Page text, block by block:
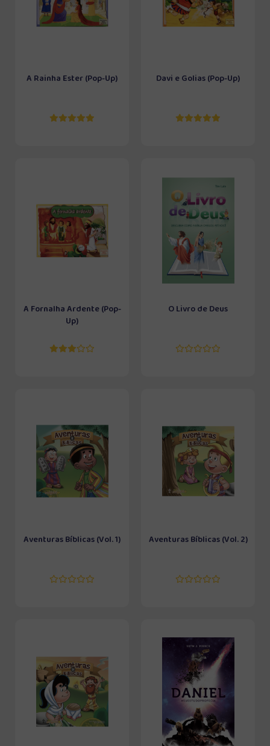
A Rainha Ester (Pop-Up) Davi e Golias (Pop-Up)
A Fornalha Ardente (Pop-
Up)
O Livro de Deus
Aventuras Bíblicas (Vol. 1) Aventuras Bíblicas (Vol. 2)